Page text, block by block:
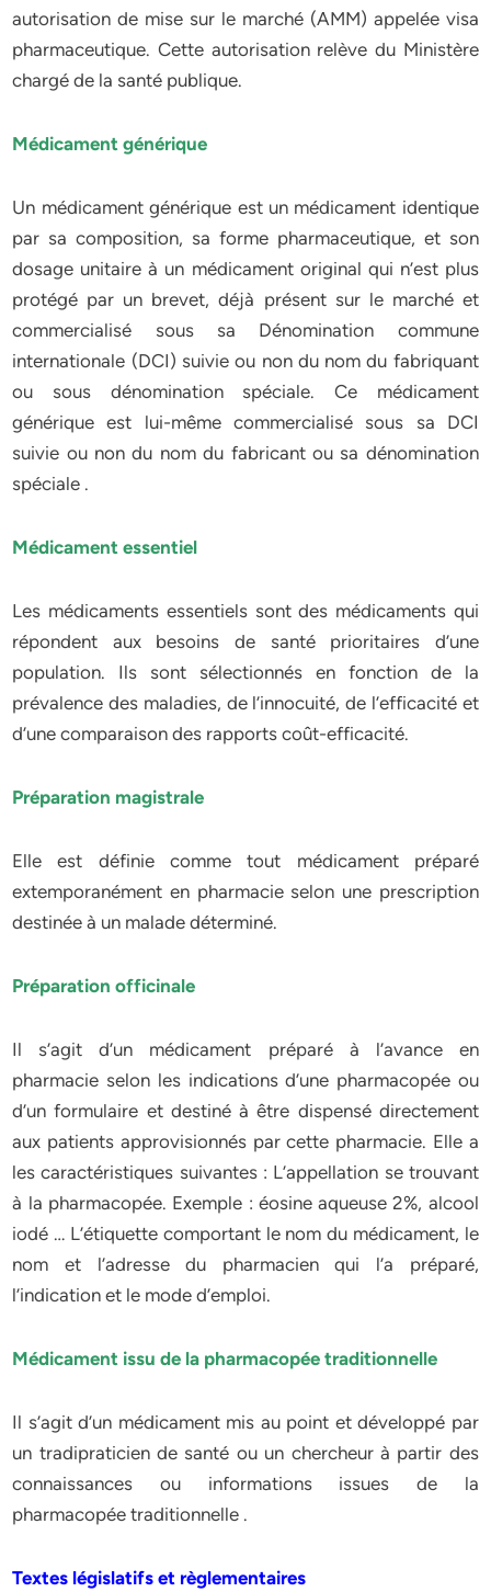
autorisation de mise sur le marché (AMM) appelée visa
pharmaceutique. Cette autorisation relève du Ministère
chargé de la santé publique.
Médicament générique
Un médicament générique est un médicament identique
par sa composition, sa forme pharmaceutique, et son
dosage unitaire à un médicament original qui n’est plus
protégé par un brevet, déjà présent sur le marché et
commercialisé sous sa Dénomination commune
internationale (DCI) suivie ou non du nom du fabriquant
ou sous dénomination spéciale. Ce médicament
générique est lui-même commercialisé sous sa DCI
suivie ou non du nom du fabricant ou sa dénomination
spéciale .
Médicament essentiel
Les médicaments essentiels sont des médicaments qui
répondent aux besoins de santé prioritaires d’une
population. Ils sont sélectionnés en fonction de la
prévalence des maladies, de l’innocuité, de l’efficacité et
d’une comparaison des rapports coût-efficacité.
Préparation magistrale
Elle est définie comme tout médicament préparé
extemporanément en pharmacie selon une prescription
destinée à un malade déterminé.
Préparation officinale
Il s’agit d’un médicament préparé à l’avance en
pharmacie selon les indications d’une pharmacopée ou
d’un formulaire et destiné à être dispensé directement
aux patients approvisionnés par cette pharmacie. Elle a
les caractéristiques suivantes : L’appellation se trouvant
à la pharmacopée. Exemple : éosine aqueuse 2%, alcool
iodé … L’étiquette comportant le nom du médicament, le
nom et l’adresse du pharmacien qui l’a préparé,
l’indication et le mode d’emploi.
Médicament issu de la pharmacopée traditionnelle
Il s’agit d’un médicament mis au point et développé par
un tradipraticien de santé ou un chercheur à partir des
connaissances ou informations issues de la
pharmacopée traditionnelle .
Textes législatifs et règlementaires